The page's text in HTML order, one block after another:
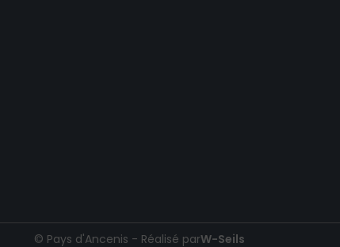
© Pays d'Ancenis - Réalisé parW-Seils